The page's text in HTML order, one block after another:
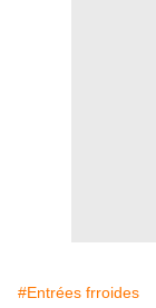
#Entrées frroides